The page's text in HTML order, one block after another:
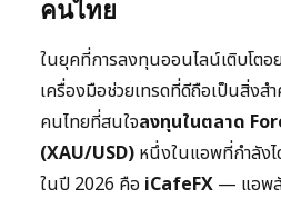
คนไทย
ในยุคที่การลงทุนออนไลน์เติบโตอ
เครื่องมือช่วยเทรดที่ดีถือเป็นสิ่งส
คนไทยที่สนใจลงทุนในตลาด
(XAU/USD) หนึ่งในแอพที่กำลัง
ในปี 2026 คือ iCafeFX — แอพ